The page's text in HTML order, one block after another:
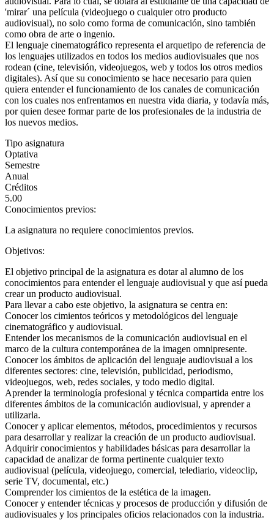
'mirar´ una película (videojuego o cualquier otro producto
audiovisual), no solo como forma de comunicación, sino también
como obra de arte o ingenio.
El lenguaje cinematográfico representa el arquetipo de referencia de
los lenguajes utilizados en todos los medios audiovisuales que nos
rodean (cine, televisión, videojuegos, web y todos los otros medios
digitales). Así que su conocimiento se hace necesario para quien
quiera entender el funcionamiento de los canales de comunicación
con los cuales nos enfrentamos en nuestra vida diaria, y todavía más,
por quien desee formar parte de los profesionales de la industria de
los nuevos medios.
Tipo asignatura
Optativa
Semestre
Anual
Créditos
5.00
Conocimientos previos:
La asignatura no requiere conocimientos previos.
Objetivos:
El objetivo principal de la asignatura es dotar al alumno de los
conocimientos para entender el lenguaje audiovisual y que así pueda
crear un producto audiovisual.
Para llevar a cabo este objetivo, la asignatura se centra en:
Conocer los cimientos teóricos y metodológicos del lenguaje
cinematográfico y audiovisual.
Entender los mecanismos de la comunicación audiovisual en el
marco de la cultura contemporánea de la imagen omnipresente.
Conocer los ámbitos de aplicación del lenguaje audiovisual a los
diferentes sectores: cine, televisión, publicidad, periodismo,
videojuegos, web, redes sociales, y todo medio digital.
Aprender la terminología profesional y técnica compartida entre los
diferentes ámbitos de la comunicación audiovisual, y aprender a
utilizarla.
Conocer y aplicar elementos, métodos, procedimientos y recursos
para desarrollar y realizar la creación de un producto audiovisual.
Adquirir conocimientos y habilidades básicas para desarrollar la
capacidad de analizar de forma pertinente cualquier texto
audiovisual (película, videojuego, comercial, telediario, videoclip,
serie TV, documental, etc.)
Comprender los cimientos de la estética de la imagen.
Conocer y entender técnicas y procesos de producción y difusión de
audiovisuales y los principales oficios relacionados con la industria.